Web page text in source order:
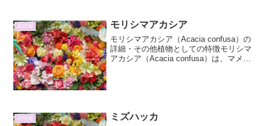
花情報 モリシマアカシア
モリシマアカシア（Acacia confusa）の
詳細・その他植物としての特徴モリシマ
アカシア（Acacia confusa）は、マメ科
花情報 ミズハッカ